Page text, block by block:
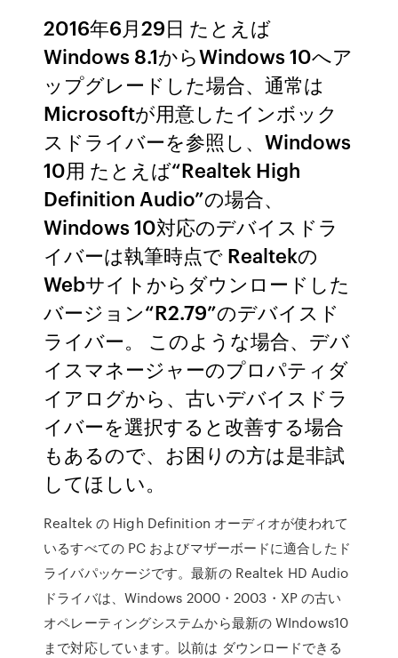
2016年6月29日 たとえば
Windows 8.1からWindows 10へア
ップグレードした場合、通常は
Microsoftが用意したインボック
スドライバーを参照し、Windows
10用 たとえば“Realtek High
Definition Audio”の場合、
Windows 10対応のデバイスドラ
イバーは執筆時点で Realtekの
Webサイトからダウンロードした
バージョン“R2.79”のデバイスド
ライバー。 このような場合、デバ
イスマネージャーのプロパティダ
イアログから、古いデバイスドラ
イバーを選択すると改善する場合
もあるので、お困りの方は是非試
してほしい。
Realtek の High Definition オーディオが使われて
いるすべての PC およびマザーボードに適合したド
ライバパッケージです。最新の Realtek HD Audio
ドライバは、Windows 2000・2003・XP の古い
オペレーティングシステムから最新の WIndows10
まで対応しています。以前は ダウンロードできる